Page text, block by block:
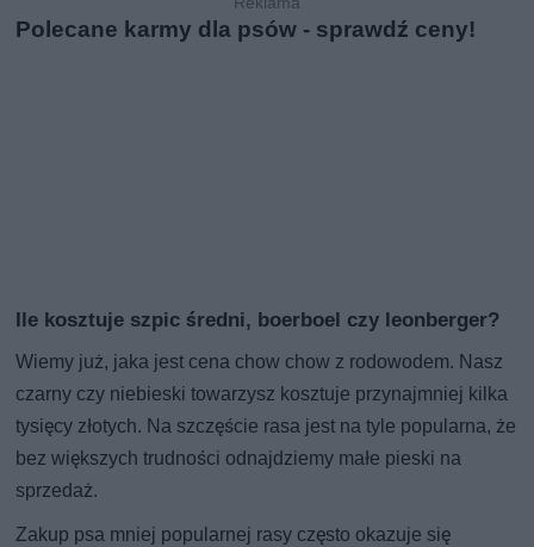
Polecane karmy dla psów - sprawdź ceny!
Ile kosztuje szpic średni, boerboel czy leonberger?
Wiemy już, jaka jest cena chow chow z rodowodem. Nasz
czarny czy niebieski towarzysz kosztuje przynajmniej kilka
tysięcy złotych. Na szczęście rasa jest na tyle popularna, że
bez większych trudności odnajdziemy małe pieski na
sprzedaż.
Zakup psa mniej popularnej rasy często okazuje się